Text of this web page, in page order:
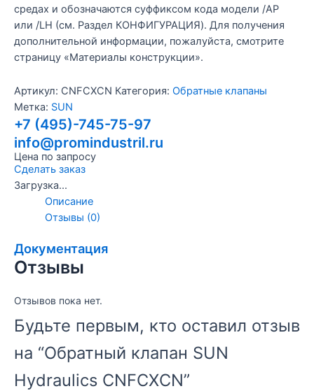
средах и обозначаются суффиксом кода модели /AP
или /LH (см. Раздел КОНФИГУРАЦИЯ). Для получения
дополнительной информации, пожалуйста, смотрите
страницу «Материалы конструкции».
Артикул: CNFCXCN Категория: Обратные клапаны
Метка: SUN
+7 (495)-745-75-97
info@promindustril.ru
Цена по запросу
Сделать заказ
Загрузка...
Описание
Отзывы (0)
Документация
Отзывы
Отзывов пока нет.
Будьте первым, кто оставил отзыв
на “Обратный клапан SUN
Hydraulics CNFCXCN”